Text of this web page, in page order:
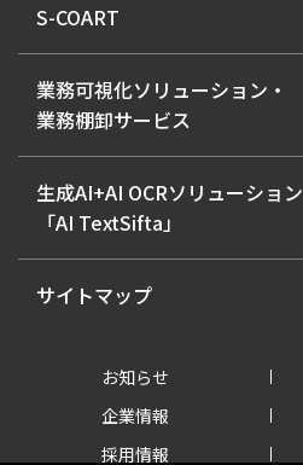
S-COART
業務可視化ソリューション・
業務棚卸サービス
生成AI+AI OCRソリューション
「AI TextSifta」
サイトマップ
お知らせ
企業情報
採用情報